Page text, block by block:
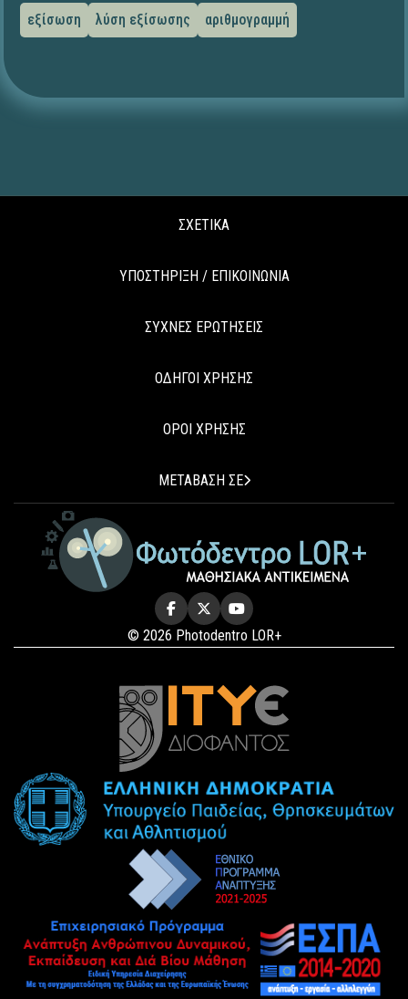
εξίσωση
λύση εξίσωσης αριθμογραμμή
ΣΧΕΤΙΚΑ
ΥΠΟΣΤΗΡΙΞΗ / ΕΠΙΚΟΙΝΩΝΙΑ
ΣΥΧΝΕΣ ΕΡΩΤΗΣΕΙΣ
ΟΔΗΓΟΙ ΧΡΗΣΗΣ
ΟΡΟΙ ΧΡΗΣΗΣ
ΜΕΤΑΒΑΣΗ ΣΕ
© 2026 Photodentro LOR+